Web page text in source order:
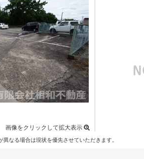
画像をクリックして拡大表示
なる場合は現状を優先させていただきます。